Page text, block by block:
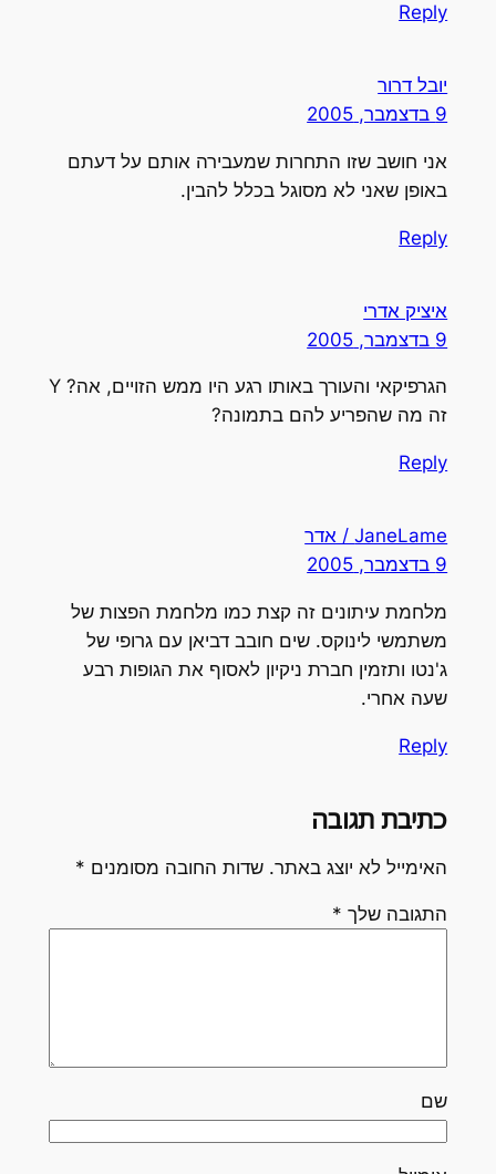
Reply
יובל דרור
9 בדצמבר, 2005
אני חושב שזו התחרות שמעבירה אותם על דעתם
באופן שאני לא מסוגל בכלל להבין.
Reply
איציק אדרי
9 בדצמבר, 2005
הגרפיקאי והעורך באותו רגע היו ממש הזויים, אה? Y
זה מה שהפריע להם בתמונה?
Reply
JaneLame / אדר
9 בדצמבר, 2005
מלחמת עיתונים זה קצת כמו מלחמת הפצות של
משתמשי לינוקס. שים חובב דביאן עם גרופי של
ג'נטו ותזמין חברת ניקיון לאסוף את הגופות רבע
שעה אחרי.
Reply
כתיבת תגובה
האימייל לא יוצג באתר. שדות החובה מסומנים *
התגובה שלך *
שם